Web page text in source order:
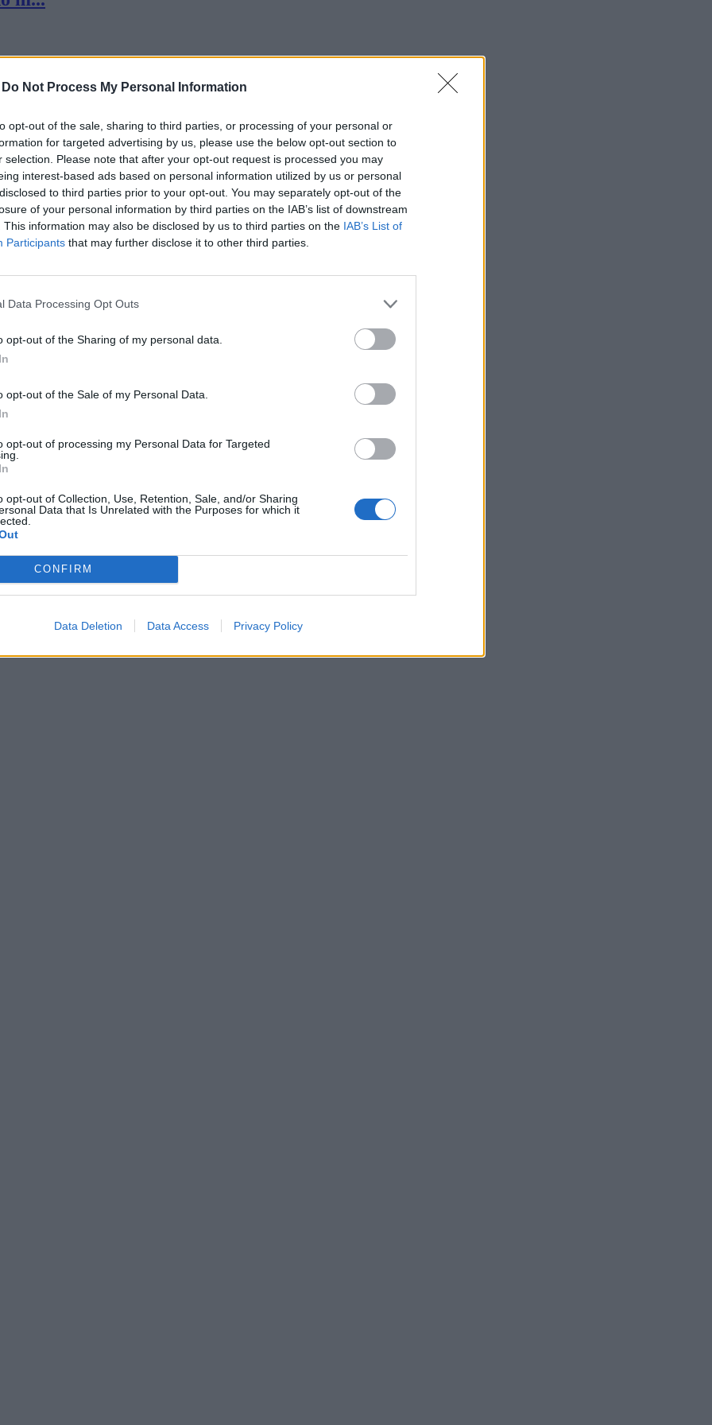
Do Not Process My Personal Information
opt-out of the sale, sharing to third parties, or processing of your personal or
for targeted advertising by us, please use the below opt-out section to
selection. Please note that after your opt-out request is processed you may
interest-based ads based on personal information utilized by us or personal
to third parties prior to your opt-out. You may separately opt-out of the
of your personal information by third parties on the IAB’s list of downstream
This information may also be disclosed by us to third parties on the IAB’s List of
Participants that may further disclose it to other third parties.
Data Processing Opt Outs
opt-out of the Sharing of my personal data.
opt-out of the Sale of my Personal Data.
opt-out of processing my Personal Data for Targeted
opt-out of Collection, Use, Retention, Sale, and/or Sharing
Data that Is Unrelated with the Purposes for which it
CONFIRM
Data Deletion Data Access Privacy Policy